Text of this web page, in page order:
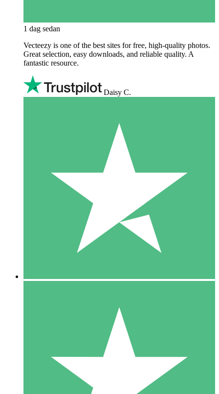
1 dag sedan
Vecteezy is one of the best sites for free, high‑quality photos.
Great selection, easy downloads, and reliable quality. A
fantastic resource.
Daisy C.